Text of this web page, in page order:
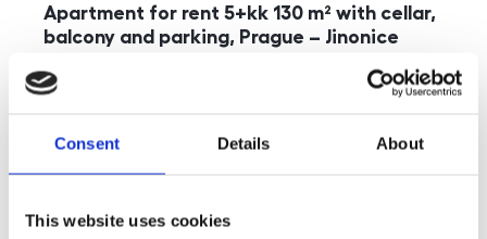
Consent Details About
This website uses cookies
Apartment for rent 5+kk 130 m² with cellar,
balcony and parking, Prague – Jinonice
rozměry
disposition
5+kk